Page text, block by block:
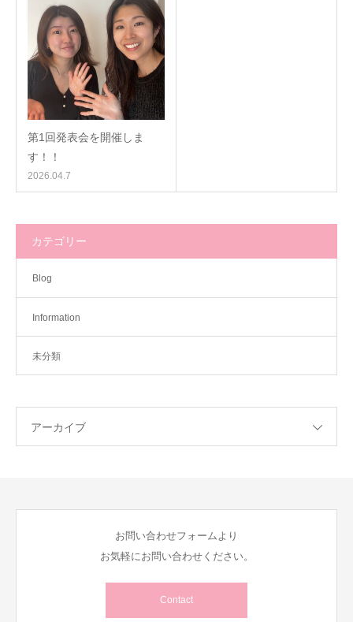
第1回発表会を開催しま
す！！
2026.04.7
カテゴリー
Blog
Information
未分類
アーカイブ
お問い合わせフォームより
お気軽にお問い合わせください。
Contact